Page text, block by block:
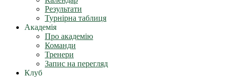
Результати
Турнірна таблиця
Академія
Про академію
Команди
Тренери
Запис на перегляд
Клуб